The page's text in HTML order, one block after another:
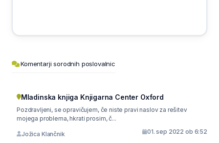
Komentarji sorodnih poslovalnic
Mladinska knjiga Knjigarna Center Oxford
Pozdravljeni, se opravičujem, če niste pravi naslov za rešitev
mojega problema, hkrati prosim, č...
Jožica Klančnik 01. sep 2022 ob 6:52